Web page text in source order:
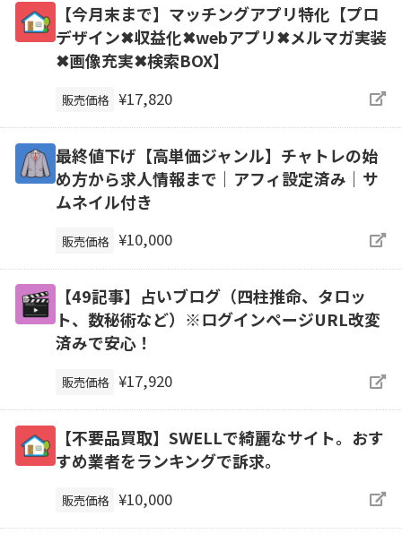
【今月末まで】マッチングアプリ特化【プロ
デザイン✖収益化✖webアプリ✖メルマガ実装
✖画像充実✖検索BOX】
販売価格 ¥17,820
最終値下げ【高単価ジャンル】チャトレの始
め方から求人情報まで｜アフィ設定済み｜サ
ムネイル付き
販売価格 ¥10,000
【49記事】占いブログ（四柱推命、タロッ
ト、数秘術など）※ログインページURL改変
済みで安心！
販売価格 ¥17,920
【不要品買取】SWELLで綺麗なサイト。おす
すめ業者をランキングで訴求。
販売価格 ¥10,000